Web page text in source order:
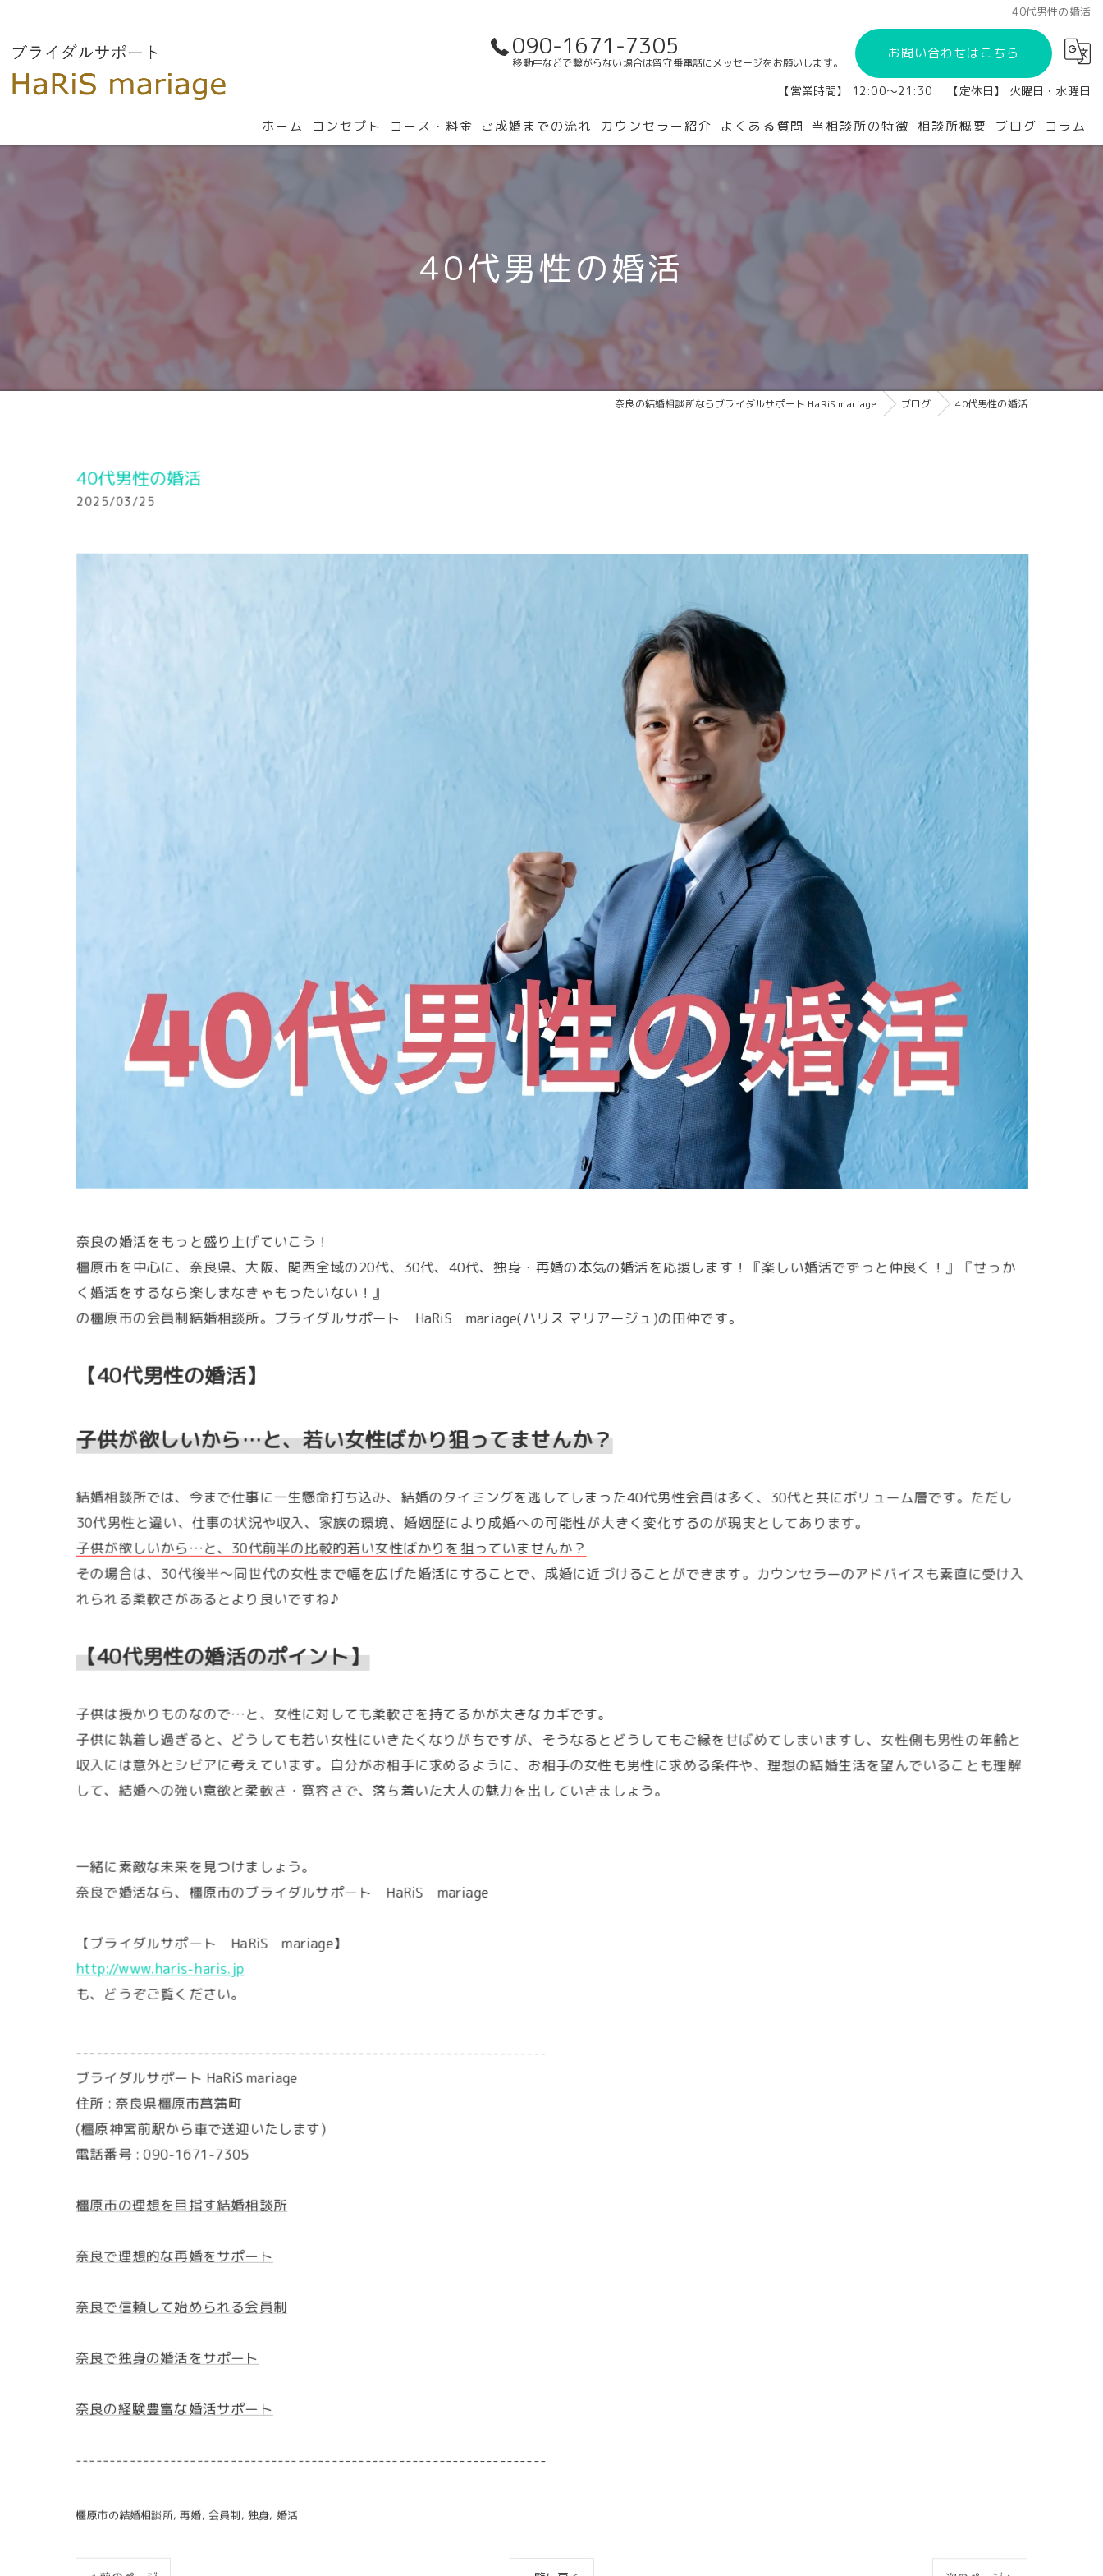
40代男性の婚活
090-1671-7305
移動中などで繋がらない場合は留守番電話にメッセージをお願いします。
お問い合わせはこちら
【営業時間】 12:00～21:30 【定休日】 火曜日・水曜日
ホーム コンセプト コース・料金 ご成婚までの流れ カウンセラー紹介 よくある質問 当相談所の特徴 相談所概要 ブログ コラム
40代男性の婚活
奈良の結婚相談所ならブライダルサポート HaRiS mariage ブログ 40代男性の婚活
40代男性の婚活
2025/03/25
奈良の婚活をもっと盛り上げていこう！
橿原市を中心に、奈良県、大阪、関西全域の20代、30代、40代、独身・再婚の本気の婚活を応援します！『楽しい婚活でずっと仲良く！』『せっか
く婚活をするなら楽しまなきゃもったいない！』
の橿原市の会員制結婚相談所。ブライダルサポート HaRiS mariage(ハリス マリアージュ)の田仲です。
【40代男性の婚活】
子供が欲しいから…と、若い女性ばかり狙ってませんか？
結婚相談所では、今まで仕事に一生懸命打ち込み、結婚のタイミングを逃してしまった40代男性会員は多く、30代と共にボリューム層です。ただし
30代男性と違い、仕事の状況や収入、家族の環境、婚姻歴により成婚への可能性が大きく変化するのが現実としてあります。
子供が欲しいから…と、30代前半の比較的若い女性ばかりを狙っていませんか？
その場合は、30代後半～同世代の女性まで幅を広げた婚活にすることで、成婚に近づけることができます。カウンセラーのアドバイスも素直に受け入
れられる柔軟さがあるとより良いですね♪
【40代男性の婚活のポイント】
子供は授かりものなので…と、女性に対しても柔軟さを持てるかが大きなカギです。
子供に執着し過ぎると、どうしても若い女性にいきたくなりがちですが、そうなるとどうしてもご縁をせばめてしまいますし、女性側も男性の年齢と
収入には意外とシビアに考えています。自分がお相手に求めるように、お相手の女性も男性に求める条件や、理想の結婚生活を望んでいることも理解
して、結婚への強い意欲と柔軟さ・寛容さで、落ち着いた大人の魅力を出していきましょう。
一緒に素敵な未来を見つけましょう。
奈良で婚活なら、橿原市のブライダルサポート HaRiS mariage
【ブライダルサポート HaRiS mariage】
http://www.haris-haris.jp
も、どうぞご覧ください。
----------------------------------------------------------------------
ブライダルサポート HaRiS mariage
住所 : 奈良県橿原市菖蒲町
(橿原神宮前駅から車で送迎いたします)
電話番号 : 090-1671-7305
橿原市の理想を目指す結婚相談所
奈良で理想的な再婚をサポート
奈良で信頼して始められる会員制
奈良で独身の婚活をサポート
奈良の経験豊富な婚活サポート
----------------------------------------------------------------------
橿原市の結婚相談所 再婚 会員制 独身 婚活